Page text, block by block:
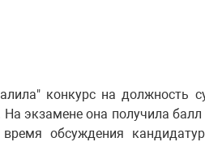
конкурс на должность
На экзамене она получила
обсуждения